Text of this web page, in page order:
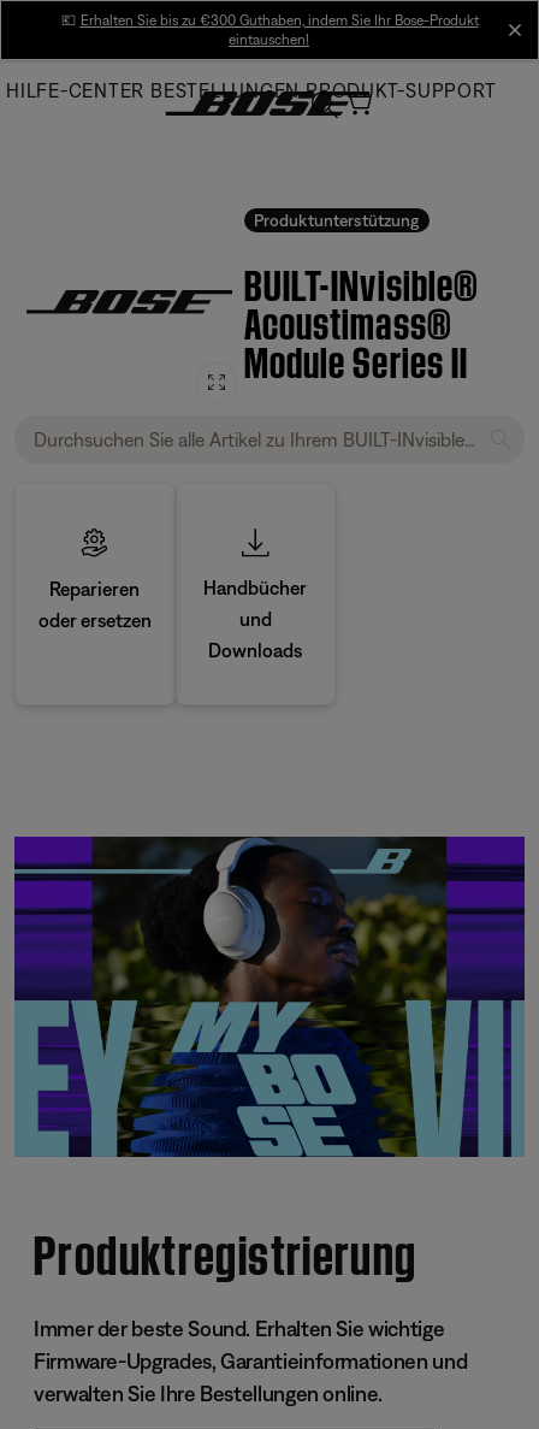
Main
💶 Erhalten Sie bis zu €300 Guthaben, indem Sie Ihr Bose-Produkt
eintauschen!
HILFE-CENTER BESTELLUNGEN PRODUKT-SUPPORT
Produktunterstützung
BUILT-INvisible®
Acoustimass®
Module Series II
Reparieren
oder ersetzen
Handbücher
und
Downloads
Produktregistrierung
Immer der beste Sound. Erhalten Sie wichtige
Firmware-Upgrades, Garantieinformationen und
verwalten Sie Ihre Bestellungen online.